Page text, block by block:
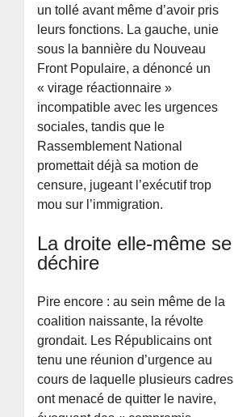
un tollé avant même d’avoir pris
leurs fonctions. La gauche, unie
sous la bannière du Nouveau
Front Populaire, a dénoncé un
« virage réactionnaire »
incompatible avec les urgences
sociales, tandis que le
Rassemblement National
promettait déjà sa motion de
censure, jugeant l’exécutif trop
mou sur l’immigration.
La droite elle-même se
déchire
Pire encore : au sein même de la
coalition naissante, la révolte
grondait. Les Républicains ont
tenu une réunion d’urgence au
cours de laquelle plusieurs cadres
ont menacé de quitter le navire,